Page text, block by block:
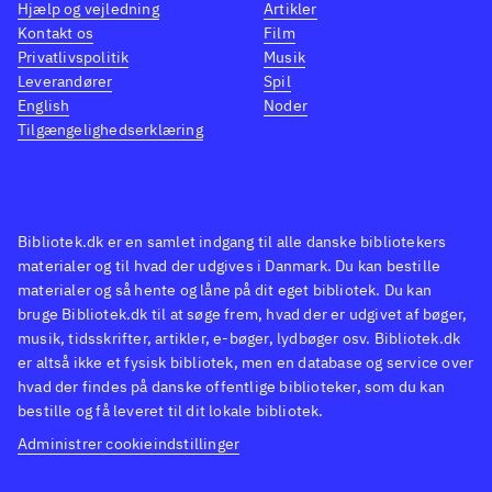
men det er til at leve med, fordi
gameplay og fantasien om at
være en moderne landmand er
så perfekt gennemført.
voksne og unge fra ca. 12 år.
PEGI: 3 .
Farming simulator-serien er
helt sin egen, og for fans er
senest udviklede version altid
at foretrække. Denne er en
udvidet og genudgivet version
Bibliotek.dk er en samlet indgang til alle danske bibliotekers
materialer og til hvad der udgives i Danmark. Du kan bestille
materialer og så hente og låne på dit eget bibliotek. Du kan
bruge Bibliotek.dk til at søge frem, hvad der er udgivet af bøger,
musik, tidsskrifter, artikler, e-bøger, lydbøger osv. Bibliotek.dk
er altså ikke et fysisk bibliotek, men en database og service over
hvad der findes på danske offentlige biblioteker, som du kan
bestille og få leveret til dit lokale bibliotek.
Administrer cookieindstillinger
Hjælp og vejledning
Kontakt os
Privatlivspolitik
Leverandører
English
Tilgængelighedserklæring
Artikler
Film
Musik
Spil
Noder